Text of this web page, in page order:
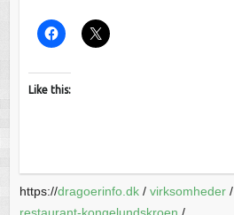
Like this:
https://dragoerinfo.dk/ virksomheder/
restaurant-kongelundskroen /